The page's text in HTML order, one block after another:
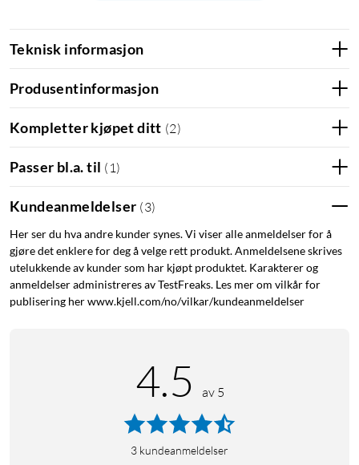
Teknisk informasjon
Produsentinformasjon
Kompletter kjøpet ditt (2)
Passer bl.a. til ( 1 )
Kundeanmeldelser (3)
Her ser du hva andre kunder synes. Vi viser alle anmeldelser for å
gjøre det enklere for deg å velge rett produkt. Anmeldelsene skrives
utelukkende av kunder som har kjøpt produktet. Karakterer og
anmeldelser administreres av TestFreaks. Les mer om vilkår for
publisering her www.kjell.com/no/vilkar/kundeanmeldelser
4.5 av 5
3 kundeanmeldelser